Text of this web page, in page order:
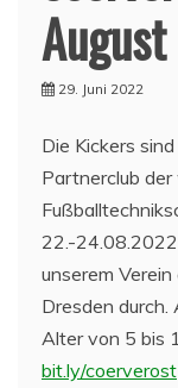
29. Juni 2022
Die Kickers
Partnerclub
22.-
unserem
Dresden durch.
Alter von 5 bis
bit.ly/coerverost